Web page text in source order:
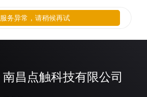
南昌点触科技有限公司
服务异常，请稍候再试